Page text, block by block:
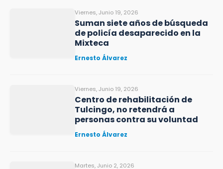
Viernes, Junio 19, 2026
Suman siete años de búsqueda
de policía desaparecido en la
Mixteca
Ernesto Álvarez
Viernes, Junio 19, 2026
Centro de rehabilitación de
Tulcingo, no retendrá a
personas contra su voluntad
Ernesto Álvarez
Martes, Junio 2, 2026